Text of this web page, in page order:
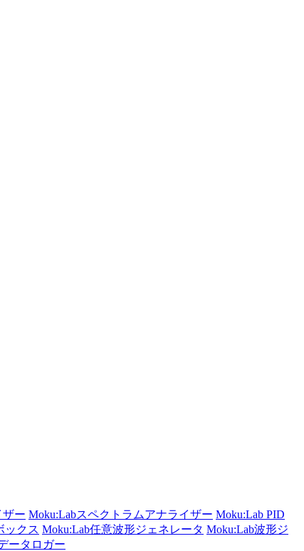
ザー Moku:Labスペクトラムアナライザー Moku:Lab PID
ックス Moku:Lab任意波形ジェネレータ Moku:Lab波形ジ
ータロガー